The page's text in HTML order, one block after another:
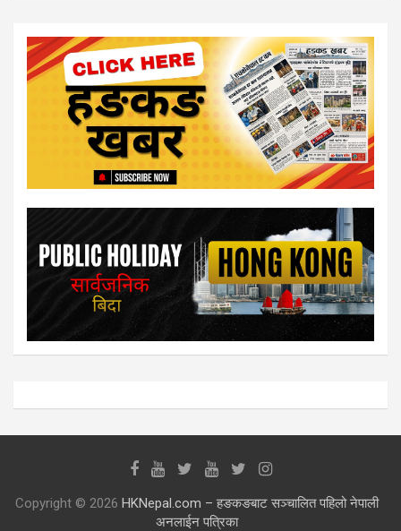
Copyright © 2026 HKNepal.com – हङकङबाट सञ्चालित पहिलो नेपाली
अनलाईन पत्रिका